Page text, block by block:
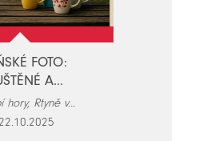
FOTO:
A...
hory, Rtyně v...